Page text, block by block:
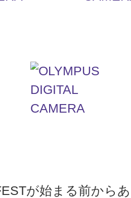
が始まる前から